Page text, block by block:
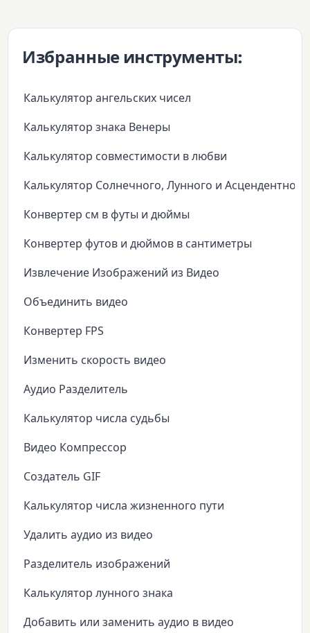
Избранные инструменты:
Калькулятор ангельских чисел
Калькулятор знака Венеры
Калькулятор совместимости в любви
Калькулятор Солнечного, Лунного и Асцендентного
Конвертер см в футы и дюймы
Конвертер футов и дюймов в сантиметры
Извлечение Изображений из Видео
Объединить видео
Конвертер FPS
Изменить скорость видео
Аудио Разделитель
Калькулятор числа судьбы
Видео Компрессор
Создатель GIF
Калькулятор числа жизненного пути
Удалить аудио из видео
Разделитель изображений
Калькулятор лунного знака
Добавить или заменить аудио в видео